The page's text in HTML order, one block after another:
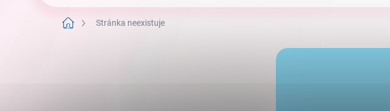
Domů Stránka neexistuje